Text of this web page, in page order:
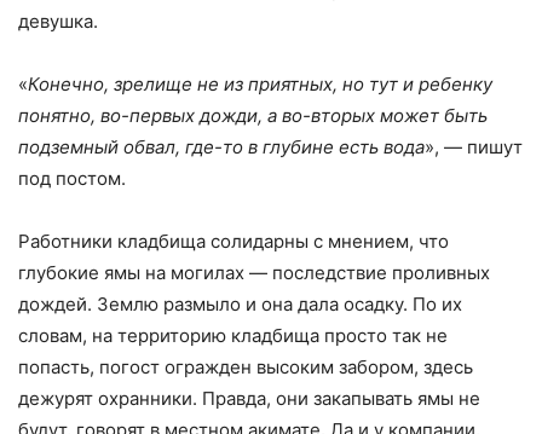
девушка.
«Конечно, зрелище не из приятных, но тут и ребенку
понятно, во-первых дожди, а во-вторых может быть
подземный обвал, где-то в глубине есть вода», — пишут
под постом.
Работники кладбища солидарны с мнением, что
глубокие ямы на могилах — последствие проливных
дождей. Землю размыло и она дала осадку. По их
словам, на территорию кладбища просто так не
попасть, погост огражден высоким забором, здесь
дежурят охранники. Правда, они закапывать ямы не